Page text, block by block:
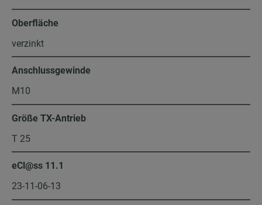
Oberfläche
verzinkt
Anschlussgewinde
M10
Größe TX-Antrieb
T 25
eCl@ss 11.1
23-11-06-13